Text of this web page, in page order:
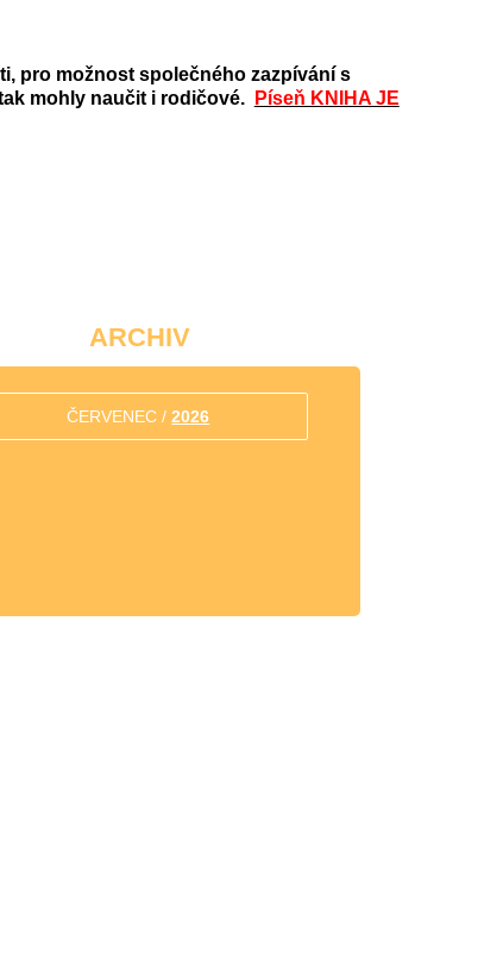
pro možnost společného zazpívání s
mohly naučit i rodičové.
Píseň KNIHA JE
ARCHIV
ČERVENEC /2026